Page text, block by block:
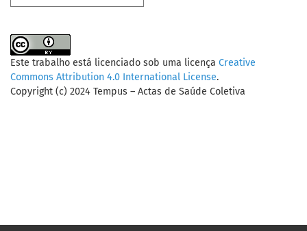
Este trabalho está licenciado sob uma licença Creative
Commons Attribution 4.0 International License.
Copyright (c) 2024 Tempus – Actas de Saúde Coletiva